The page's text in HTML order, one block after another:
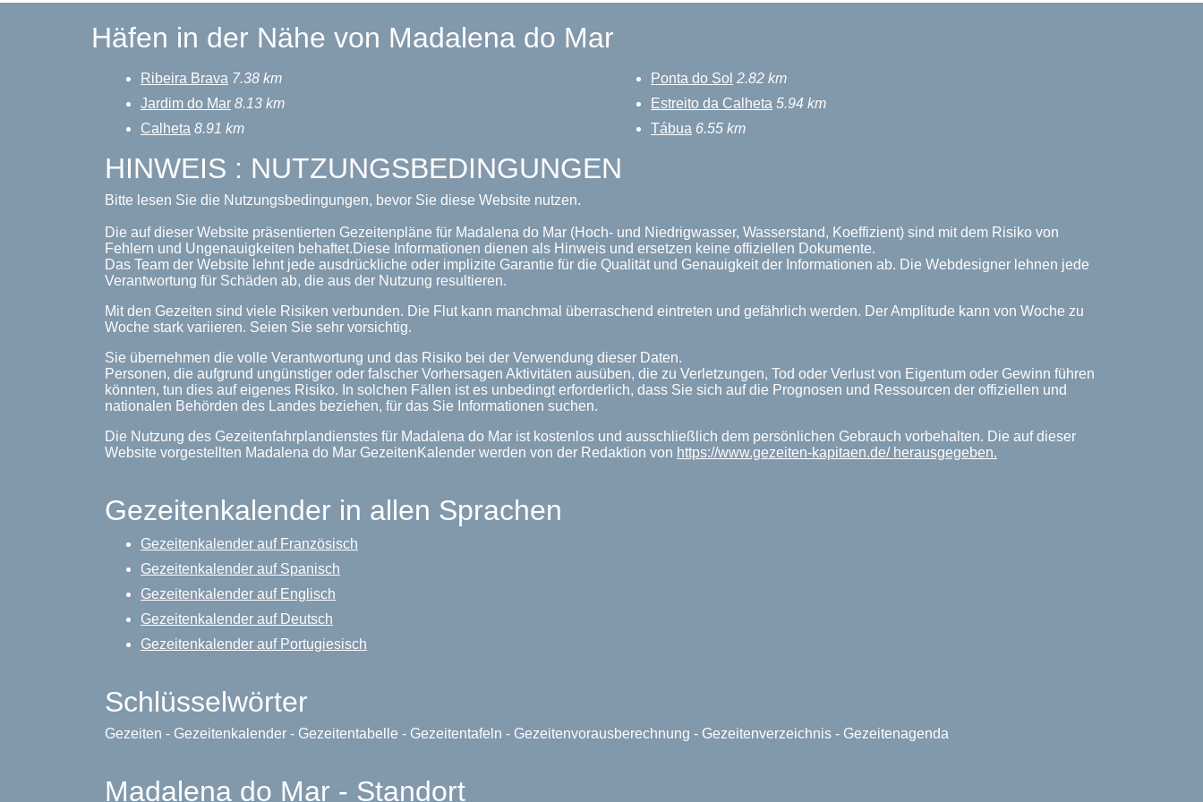
Häfen in der Nähe von Madalena do Mar
Ribeira Brava 7.38 km
Jardim do Mar 8.13 km
Calheta 8.91 km
Ponta do Sol 2.82 km
Estreito da Calheta 5.94 km
Tábua 6.55 km
HINWEIS : NUTZUNGSBEDINGUNGEN
Bitte lesen Sie die Nutzungsbedingungen, bevor Sie diese Website nutzen.
Die auf dieser Website präsentierten Gezeitenpläne für Madalena do Mar (Hoch- und Niedrigwasser, Wasserstand, Koeffizient) sind mit dem Risiko von
Fehlern und Ungenauigkeiten behaftet.Diese Informationen dienen als Hinweis und ersetzen keine offiziellen Dokumente.
Das Team der Website lehnt jede ausdrückliche oder implizite Garantie für die Qualität und Genauigkeit der Informationen ab. Die Webdesigner lehnen jede
Verantwortung für Schäden ab, die aus der Nutzung resultieren.
Mit den Gezeiten sind viele Risiken verbunden. Die Flut kann manchmal überraschend eintreten und gefährlich werden. Der Amplitude kann von Woche zu
Woche stark variieren. Seien Sie sehr vorsichtig.
Sie übernehmen die volle Verantwortung und das Risiko bei der Verwendung dieser Daten.
Personen, die aufgrund ungünstiger oder falscher Vorhersagen Aktivitäten ausüben, die zu Verletzungen, Tod oder Verlust von Eigentum oder Gewinn führen
könnten, tun dies auf eigenes Risiko. In solchen Fällen ist es unbedingt erforderlich, dass Sie sich auf die Prognosen und Ressourcen der offiziellen und
nationalen Behörden des Landes beziehen, für das Sie Informationen suchen.
Die Nutzung des Gezeitenfahrplandienstes für Madalena do Mar ist kostenlos und ausschließlich dem persönlichen Gebrauch vorbehalten. Die auf dieser
Website vorgestellten Madalena do Mar GezeitenKalender werden von der Redaktion von https://www.gezeiten-kapitaen.de/ herausgegeben.
Gezeitenkalender in allen Sprachen
Gezeitenkalender auf Französisch
Gezeitenkalender auf Spanisch
Gezeitenkalender auf Englisch
Gezeitenkalender auf Deutsch
Gezeitenkalender auf Portugiesisch
Schlüsselwörter
Gezeiten - Gezeitenkalender - Gezeitentabelle - Gezeitentafeln - Gezeitenvorausberechnung - Gezeitenverzeichnis - Gezeitenagenda
Madalena do Mar - Standort